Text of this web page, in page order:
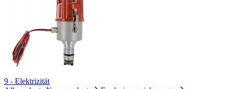
9 - Elektrizität